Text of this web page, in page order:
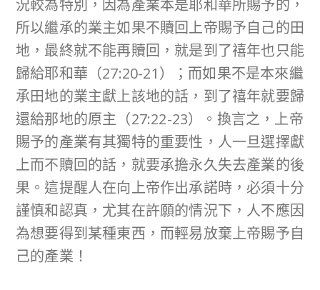
況較為特別，因為產業本是耶和華所賜予的，
所以繼承的業主如果不贖回上帝賜予自己的田
地，最終就不能再贖回，就是到了禧年也只能
歸給耶和華（27:20-21）；而如果不是本來繼
承田地的業主獻上該地的話，到了禧年就要歸
還給那地的原主（27:22-23）。換言之，上帝
賜予的產業有其獨特的重要性，人一旦選擇獻
上而不贖回的話，就要承擔永久失去產業的後
果。這提醒人在向上帝作出承諾時，必須十分
謹慎和認真，尤其在許願的情況下，人不應因
為想要得到某種東西，而輕易放棄上帝賜予自
己的產業！